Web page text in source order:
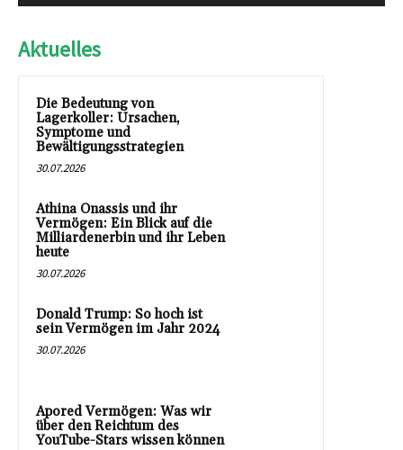
Aktuelles
Die Bedeutung von
Lagerkoller: Ursachen,
Symptome und
Bewältigungsstrategien
30.07.2026
Athina Onassis und ihr
Vermögen: Ein Blick auf die
Milliardenerbin und ihr Leben
heute
30.07.2026
Donald Trump: So hoch ist
sein Vermögen im Jahr 2024
30.07.2026
Apored Vermögen: Was wir
über den Reichtum des
YouTube-Stars wissen können